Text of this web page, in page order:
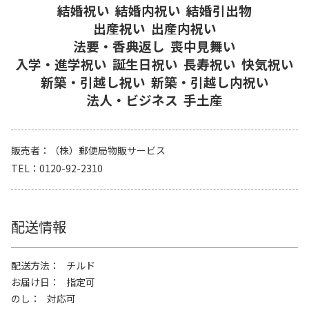
結婚祝い 結婚内祝い 結婚引出物
出産祝い 出産内祝い
法要・香典返し 喪中見舞い
入学・進学祝い 誕生日祝い 長寿祝い 快気祝い
新築・引越し祝い 新築・引越し内祝い
法人・ビジネス 手土産
販売者
（株）郵便局物販サービス
TEL
0120-92-2310
配送情報
配送方法
チルド
お届け日
指定可
のし
対応可